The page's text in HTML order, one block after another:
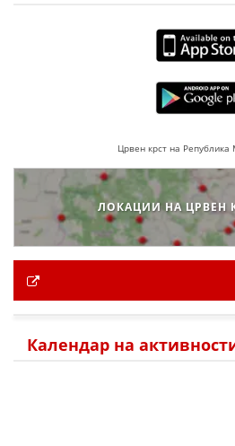
Црвен крст на Република
ЛОКАЦИИ НА ЦРВЕН
Календар на